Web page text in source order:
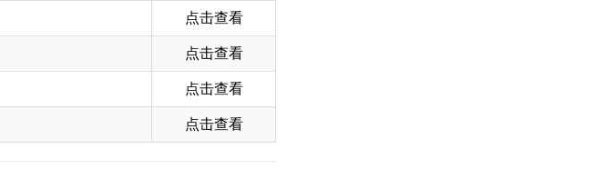
点击查看
点击查看
点击查看
点击查看